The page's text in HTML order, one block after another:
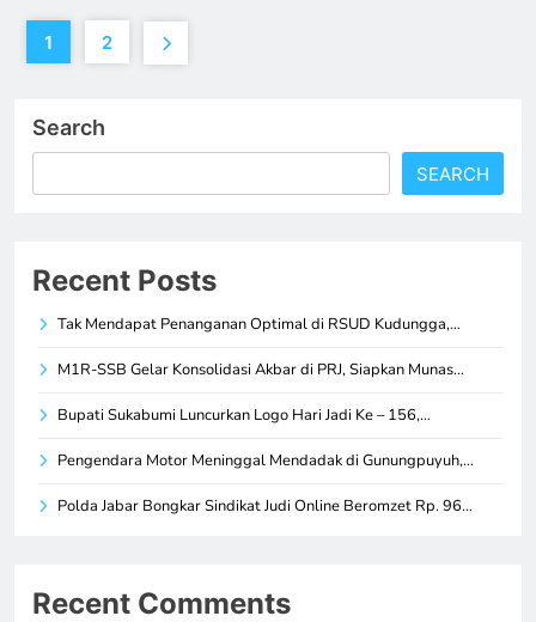
1 2
Search
SEARCH
Recent Posts
Tak Mendapat Penanganan Optimal di RSUD Kudungga,…
M1R-SSB Gelar Konsolidasi Akbar di PRJ, Siapkan Munas…
Bupati Sukabumi Luncurkan Logo Hari Jadi Ke – 156,…
Pengendara Motor Meninggal Mendadak di Gunungpuyuh,…
Polda Jabar Bongkar Sindikat Judi Online Beromzet Rp. 96…
Recent Comments